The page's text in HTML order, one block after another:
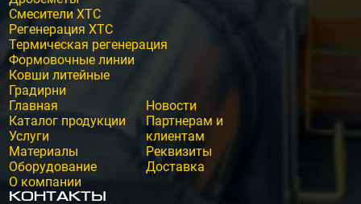
Смесители ХТС
Регенерация ХТС
Термическая регенерация
Формовочные линии
Ковши литейные
Градирни
Главная
Каталог продукции
Услуги
Материалы
Оборудование
О компании
Новости
Партнерам и
клиентам
Реквизиты
Доставка
Контакты